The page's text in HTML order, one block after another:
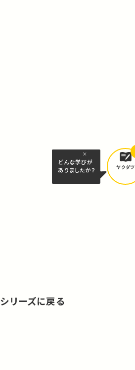
どんな学びが
ありましたか？
ヤクダツ
シリーズに戻る